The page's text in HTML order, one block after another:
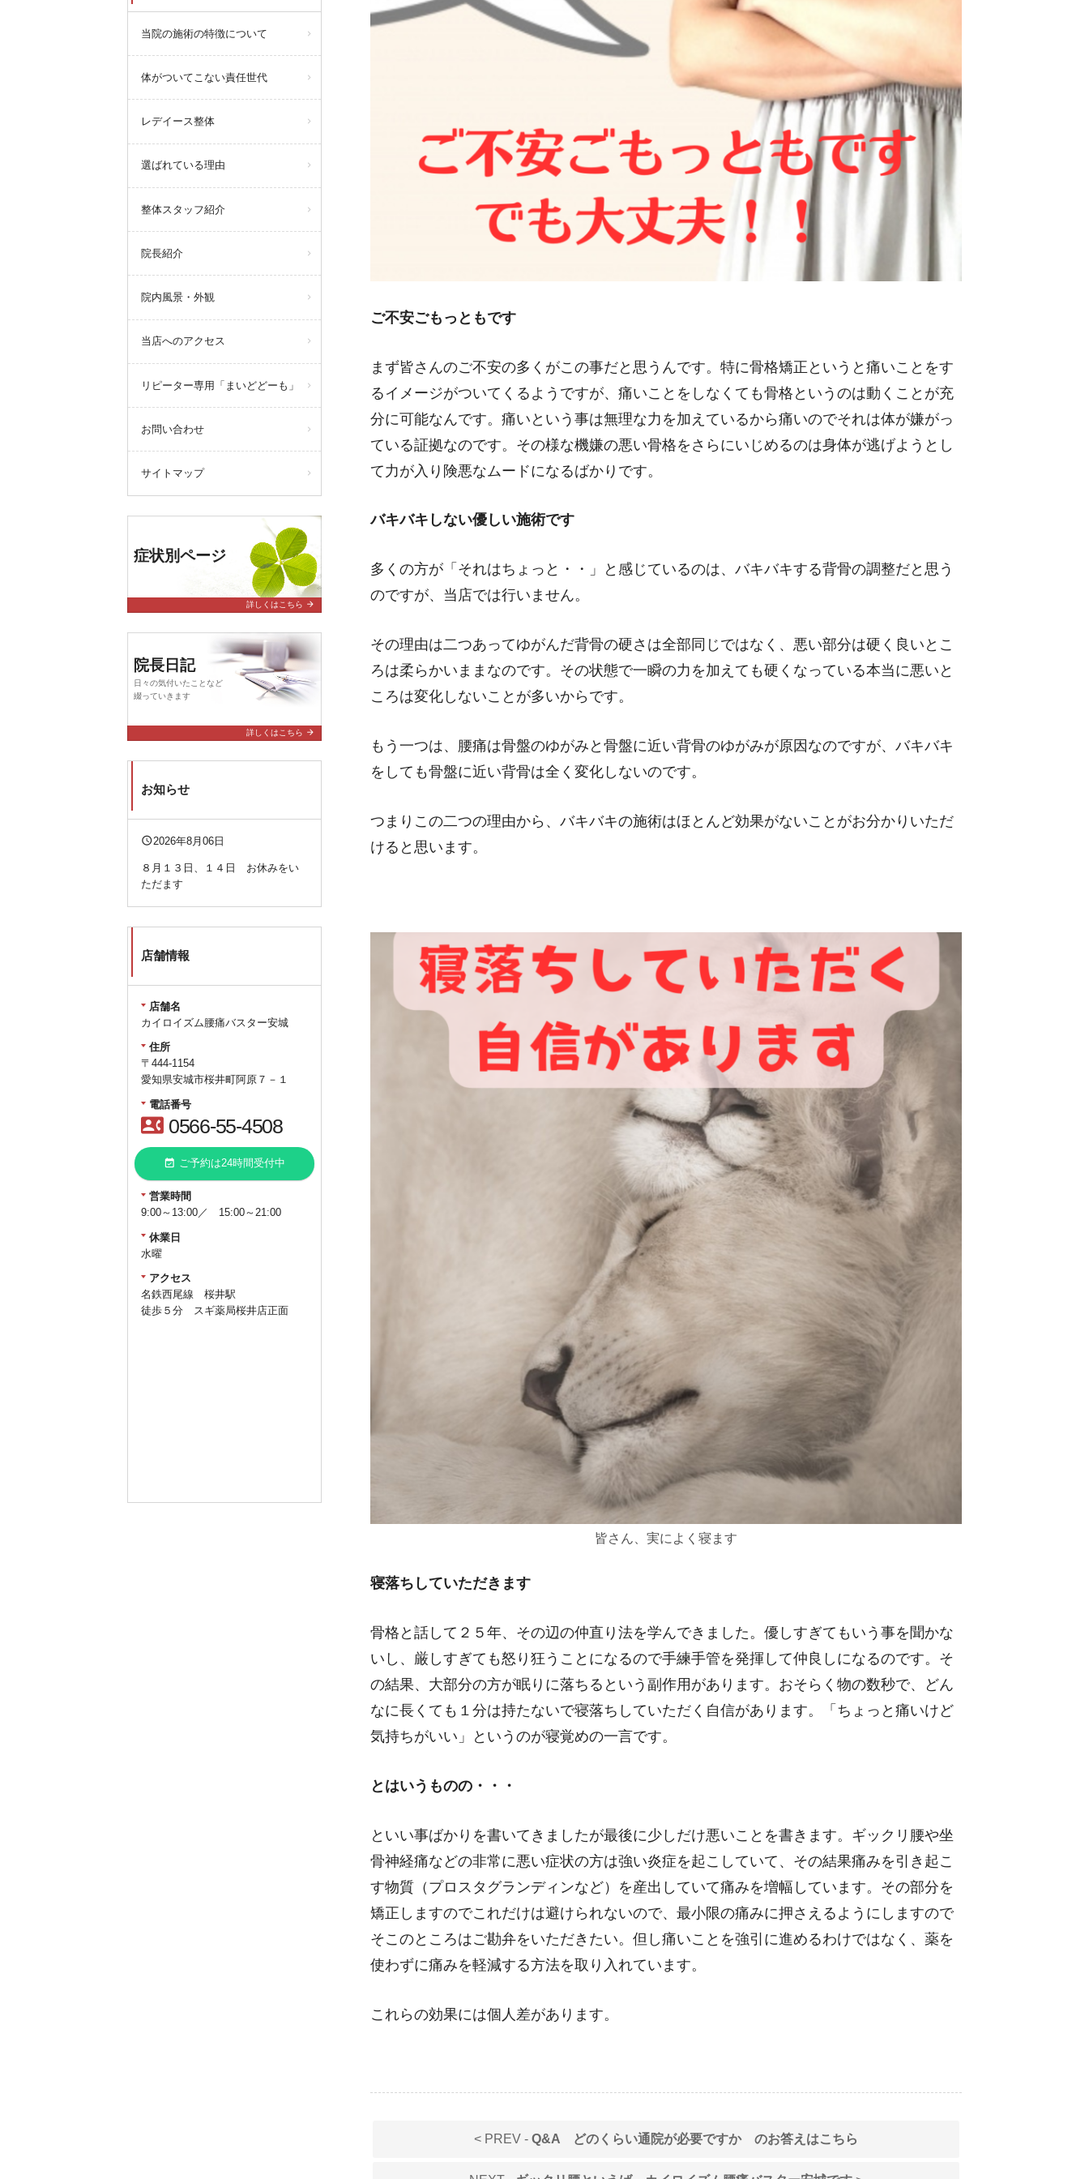
ご不安ごもっともです
まず皆さんのご不安の多くがこの事だと思うんです。特に骨格矯正というと痛いことをす
るイメージがついてくるようですが、痛いことをしなくても骨格というのは動くことが充
分に可能なんです。痛いという事は無理な力を加えているから痛いのでそれは体が嫌がっ
ている証拠なのです。その様な機嫌の悪い骨格をさらにいじめるのは身体が逃げようとし
て力が入り険悪なムードになるばかりです。
バキバキしない優しい施術です
多くの方が「それはちょっと・・」と感じているのは、バキバキする背骨の調整だと思う
のですが、当店では行いません。
その理由は二つあってゆがんだ背骨の硬さは全部同じではなく、悪い部分は硬く良いとこ
ろは柔らかいままなのです。その状態で一瞬の力を加えても硬くなっている本当に悪いと
ころは変化しないことが多いからです。
もう一つは、腰痛は骨盤のゆがみと骨盤に近い背骨のゆがみが原因なのですが、バキバキ
をしても骨盤に近い背骨は全く変化しないのです。
つまりこの二つの理由から、バキバキの施術はほとんど効果がないことがお分かりいただ
けると思います。
皆さん、実によく寝ます
寝落ちしていただきます
骨格と話して２５年、その辺の仲直り法を学んできました。優しすぎてもいう事を聞かな
いし、厳しすぎても怒り狂うことになるので手練手管を発揮して仲良しになるのです。そ
の結果、大部分の方が眠りに落ちるという副作用があります。おそらく物の数秒で、どん
なに長くても１分は持たないで寝落ちしていただく自信があります。「ちょっと痛いけど
気持ちがいい」というのが寝覚めの一言です。
とはいうものの・・・
といい事ばかりを書いてきましたが最後に少しだけ悪いことを書きます。ギックリ腰や坐
骨神経痛などの非常に悪い症状の方は強い炎症を起こしていて、その結果痛みを引き起こ
す物質（プロスタグランディンなど）を産出していて痛みを増幅しています。その部分を
矯正しますのでこれだけは避けられないので、最小限の痛みに押さえるようにしますので
そこのところはご勘弁をいただきたい。但し痛いことを強引に進めるわけではなく、薬を
使わずに痛みを軽減する方法を取り入れています。
これらの効果には個人差があります。
< PREV - Q&A どのくらい通院が必要ですか のお答えはこちら
当院の施術の特徴について
体がついてこない責任世代
レデイース整体
選ばれている理由
整体スタッフ紹介
院長紹介
院内風景・外観
当店へのアクセス
リピーター専用「まいどどーも」
お問い合わせ
サイトマップ
症状別ページ
詳しくはこちら arrow_forward
院長日記
日々の気付いたことなど
綴っていきます
詳しくはこちら arrow_forward
お知らせ
query_builder2026年8月06日
８月１３日、１４日 お休みをい
ただます
店舗情報
店舗名
カイロイズム腰痛バスター安城
住所
〒444-1154
愛知県安城市桜井町阿原７－１
電話番号
contact_phone 0566-55-4508
event_available ご予約は24時間受付中
営業時間
9:00～13:00／ 15:00～21:00
休業日
水曜
アクセス
名鉄西尾線 桜井駅
徒歩５分 スギ薬局桜井店正面